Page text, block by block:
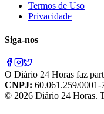
Termos de Uso
Privacidade
Siga-nos
O Diário 24 Horas faz
CNPJ: 60.061.259/0001-
© 2026 Diário 24 Horas.